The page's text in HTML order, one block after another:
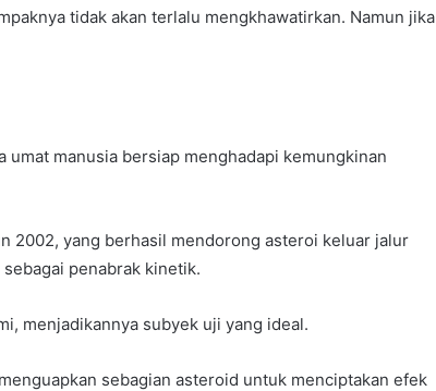
tidak akan terlalu mengkhawatirkan. Namun jika
umat manusia bersiap menghadapi kemungkinan
2002, yang berhasil mendorong asteroi keluar jalur
penabrak kinetik.
menjadikannya subyek uji yang ideal.
sebagian asteroid untuk menciptakan efek